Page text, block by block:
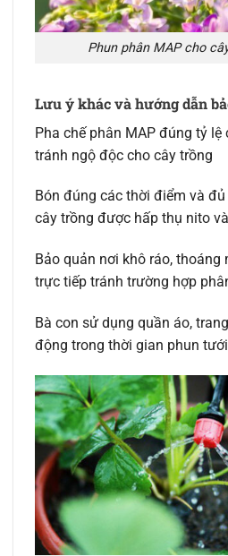
Phun phân MAP cho
Lưu ý khác và hướng dẫn
Pha chế phân MAP đúng tỷ
tránh ngộ độc cho cây trồng
Bón đúng các thời điểm và
cây trồng được hấp thụ nito
Bảo quản nơi khô ráo, thoáng
trực tiếp tránh trường hợp
Bà con sử dụng quần áo,
động trong thời gian phun tưới